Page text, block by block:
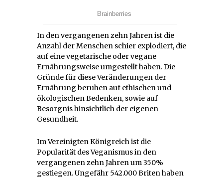
In den vergangenen zehn Jahren ist die
Anzahl der Menschen schier explodiert, die
auf eine vegetarische oder vegane
Ernährungsweise umgestellt haben. Die
Gründe für diese Veränderungen der
Ernährung beruhen auf ethischen und
ökologischen Bedenken, sowie auf
Besorgnis hinsichtlich der eigenen
Gesundheit.
Im Vereinigten Königreich ist die
Popularität des Veganismus in den
vergangenen zehn Jahren um 350%
gestiegen. Ungefähr 542.000 Briten haben